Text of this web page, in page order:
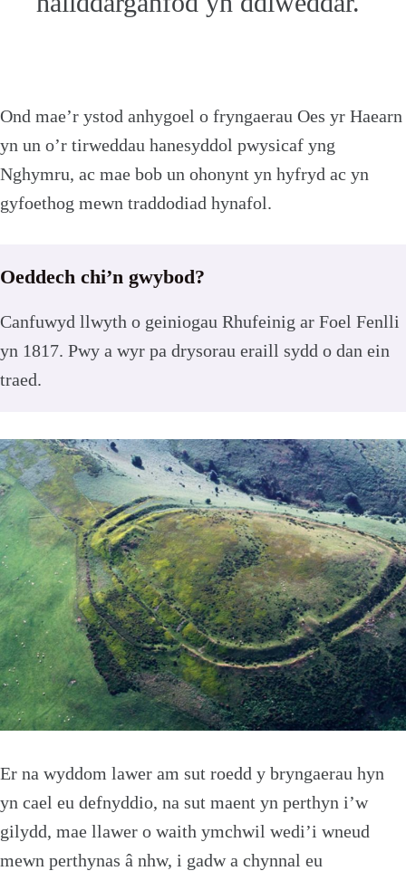
Ond mae’r ystod anhygoel o fryngaerau Oes yr Haearn
yn un o’r tirweddau hanesyddol pwysicaf yng
Nghymru, ac mae bob un ohonynt yn hyfryd ac yn
gyfoethog mewn traddodiad hynafol.
Oeddech chi’n gwybod?
Canfuwyd llwyth o geiniogau Rhufeinig ar Foel Fenlli
yn 1817. Pwy a wyr pa drysorau eraill sydd o dan ein
traed.
Er na wyddom lawer am sut roedd y bryngaerau hyn
yn cael eu defnyddio, na sut maent yn perthyn i’w
gilydd, mae llawer o waith ymchwil wedi’i wneud
mewn perthynas â nhw, i gadw a chynnal eu